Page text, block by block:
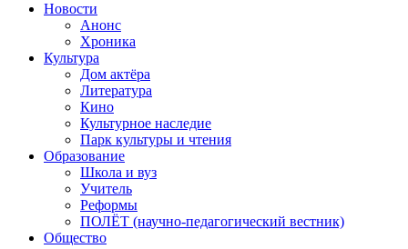
Новости
Анонс
Хроника
Культура
Дом актёра
Литература
Кино
Культурное наследие
Парк культуры и чтения
Образование
Школа и вуз
Учитель
Реформы
ПОЛЁТ (научно-педагогический вестник)
Общество